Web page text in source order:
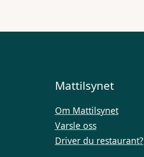
Mattilsynet
Om Mattilsynet
Varsle oss
Driver du restaurant?